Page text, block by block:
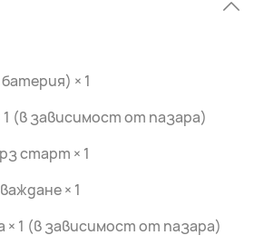
× 1
1 (в зависимост от пазара)
старт × 1
× 1
× 1 (в зависимост от пазара)